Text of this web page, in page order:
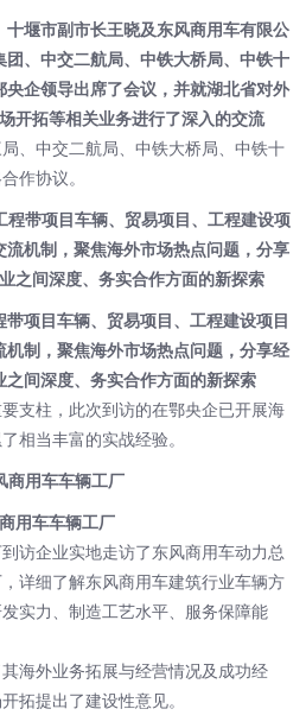
堰市副市长王晓及东风商用车有限公
、中交二航局、中铁大桥局、中铁十
企领导出席了会议，并就湖北省对外
开拓等相关业务进行了深入的交流
中交二航局、中铁大桥局、中铁十
作协议。
项目车辆、贸易项目、工程建设项目
制，聚焦海外市场热点问题，分享经
间深度、务实合作方面的新探索
柱，此次到访的在鄂央企已开展海
相当丰富的实战经验。
用车车辆工厂
企业实地走访了东风商用车动力总
详细了解东风商用车建筑行业车辆方
实力、制造工艺水平、服务保障能
外业务拓展与经营情况及成功经
拓提出了建设性意见。